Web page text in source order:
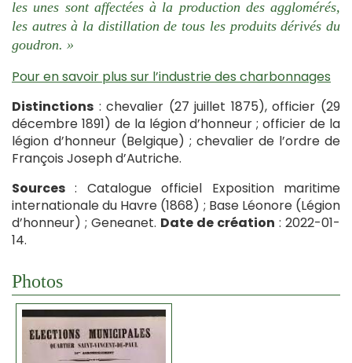
les unes sont affectées à la production des agglomérés,
les autres à la distillation de tous les produits dérivés du
goudron. »
Pour en savoir plus sur l’industrie des charbonnages
Distinctions : chevalier (27 juillet 1875), officier (29
décembre 1891) de la légion d’honneur ; officier de la
légion d’honneur (Belgique) ; chevalier de l’ordre de
François Joseph d’Autriche.
Sources : Catalogue officiel Exposition maritime
internationale du Havre (1868) ; Base Léonore (Légion
d’honneur) ; Geneanet. Date de création : 2022-01-
14.
Photos